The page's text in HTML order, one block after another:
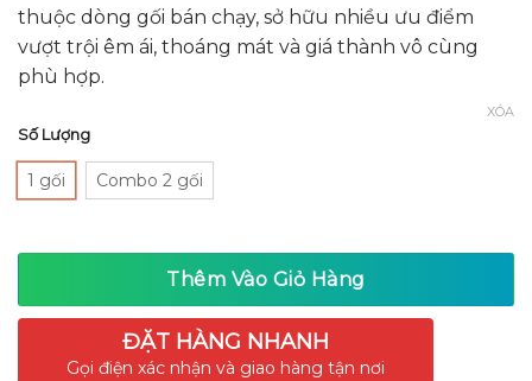
thuộc dòng gối bán chạy, sở hữu nhiều ưu điểm
vượt trội êm ái, thoáng mát và giá thành vô cùng
phù hợp.
Số Lượng
1 gối Combo 2 gối
XÓA
Thêm Vào Giỏ Hàng
ĐẶT HÀNG NHANH
Gọi điện xác nhận và giao hàng tận nơi